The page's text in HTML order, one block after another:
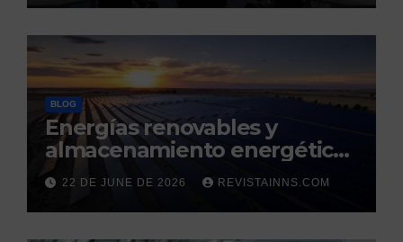
renovable y resiliente
BLOG
Energías renovables y
almacenamiento energético:
la nueva columna vertebral
de la estabilidad del sistema
eléctrico español
22 DE JUNE DE 2026 REVISTAINNS.COM